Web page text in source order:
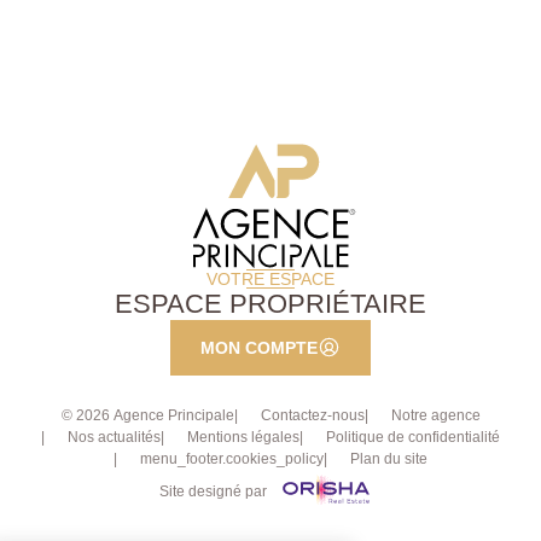
VOTRE ESPACE
ESPACE PROPRIÉTAIRE
MON COMPTE
© 2026 Agence Principale Contactez-nous
Notre agence
Nos actualités
Mentions légales
Politique de confidentialité
menu_footer.cookies_policy
Plan du site
Site designé par